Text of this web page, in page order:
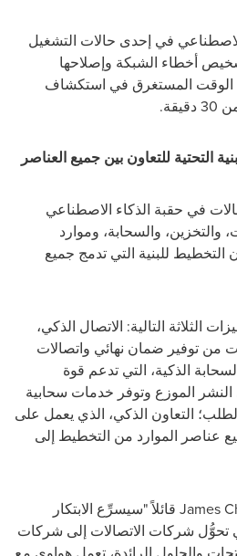
في إحدى حالات التشغيل
أخطاء الشبكة وإصلاحها
الوقت المستغرق في استكشاف
التحتية للتعاون بين جميع العناصر
في حقبة الذكاء الاصطناعي
والتخزين، والسحابة، وموارد
التخطيط للبنية التي تدمج جميع
الثلاثة التالية: الاتصال الذكي،
من توفير ضمان نهائي واتصالات
الذكية، التي تدعم قوة
الموزع وتوفر خدمات سحابية
التعاون الذكي، الذي يعمل على
عناصر الموارد من التخطيط إلى
James قائلاً "سيسرِّع الابتكار
تحوُّل شركات الاتصالات إلى شركات
والحلول الرائدة، تعمل هواوي مع